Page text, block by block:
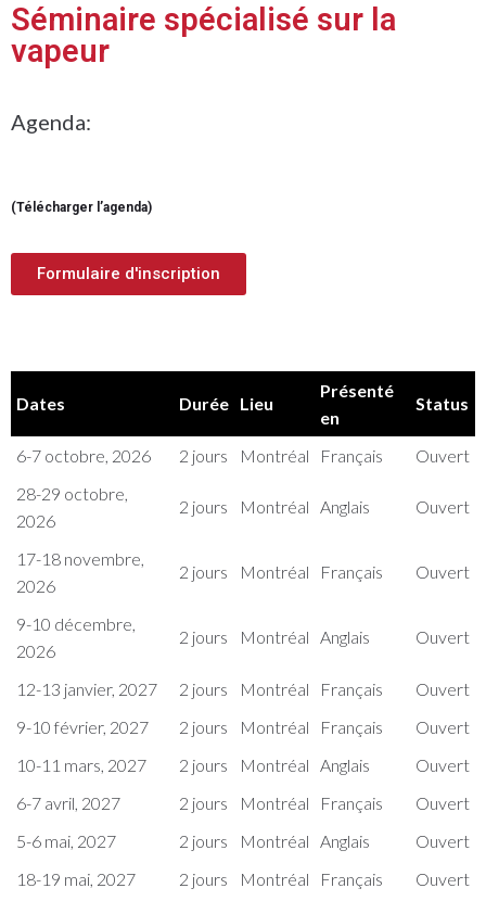
Séminaire spécialisé sur la
vapeur
Agenda:
(Télécharger l’agenda)
Formulaire d'inscription
Dates Durée Lieu
Présenté
en
Status
6-7 octobre, 2026 2 jours Montréal Français
Ouvert
28-29 octobre,
2026
2 jours Montréal Anglais Ouvert
17-18 novembre,
2026
2 jours Montréal Français Ouvert
9-10 décembre,
2026
2 jours Montréal Anglais Ouvert
12-13 janvier, 2027 2 jours Montréal Français
Ouvert
9-10 février, 2027
2 jours Montréal Français
Ouvert
10-11 mars, 2027
2 jours Montréal Anglais
Ouvert
6-7 avril, 2027
2 jours Montréal Français
Ouvert
5-6 mai, 2027
2 jours Montréal Anglais
Ouvert
18-19 mai, 2027
2 jours Montréal Français Ouvert